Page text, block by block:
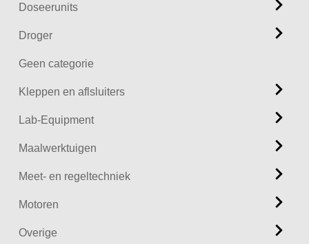
Doseerunits
Droger
Geen categorie
Kleppen en aflsluiters
Lab-Equipment
Maalwerktuigen
Meet- en regeltechniek
Motoren
Overige